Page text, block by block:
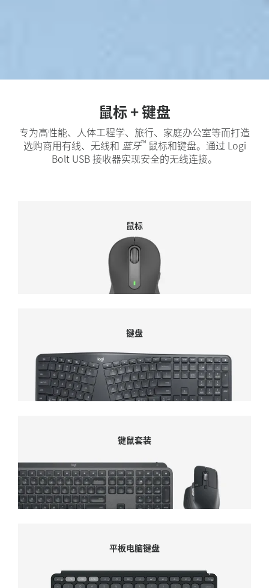
鼠标 + 键盘
专为高性能、人体工程学、旅行、家庭办公室等而打造
选购商用有线、无线和 蓝牙™鼠标和键盘。通过 Logi
Bolt USB 接收器实现安全的无线连接。
鼠标
鼠标
键盘
键盘
键鼠套装
键鼠套装
平板电脑键盘
平板电脑键盘